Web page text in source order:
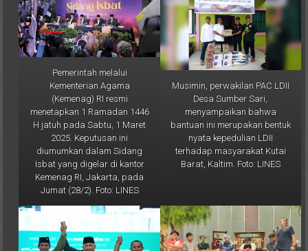
Pemerintah melalui
Kementerian Agama
(Kemenag) RI resmi
menetapkan 1 Ramadan 1446
H jatuh pada Sabtu, 1 Maret
2025. Keputusan ini
diumumkan dalam Sidang
Isbat yang digelar di kantor
Kemenag RI, Jakarta, pada
Jumat (28/2). Foto: LINES
Musimin, perwakilan PAC LDII
Desa Sumber Sari,
menyampaikan bahwa
bantuan ini merupakan bentuk
nyata kepedulian LDII
terhadap masyarakat Kutai
Barat, Kaltim. Foto: LINES